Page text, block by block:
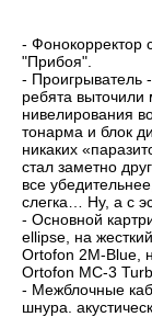
- Фонокорректор
"Прибоя".
- Проигрыватель
ребята выточили
нивелирования
тонарма и блок
никаких
стал заметно
все
слегка… Ну, а с
- Основной
ellipse, на
Ortofon 2M-Blue,
Ortofon MC-3
- Межблочные
шнура.